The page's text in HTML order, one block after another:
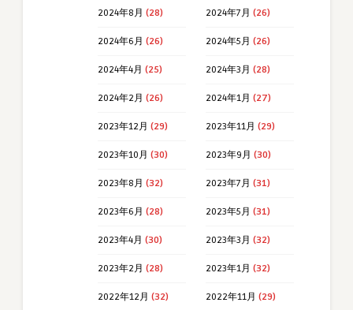
2024年8月 (28) 2024年7月 (26)
2024年6月 (26) 2024年5月 (26)
2024年4月 (25) 2024年3月 (28)
2024年2月 (26) 2024年1月 (27)
2023年12月 (29) 2023年11月 (29)
2023年10月 (30) 2023年9月 (30)
2023年8月 (32) 2023年7月 (31)
2023年6月 (28) 2023年5月 (31)
2023年4月 (30) 2023年3月 (32)
2023年2月 (28) 2023年1月 (32)
2022年12月 (32) 2022年11月 (29)